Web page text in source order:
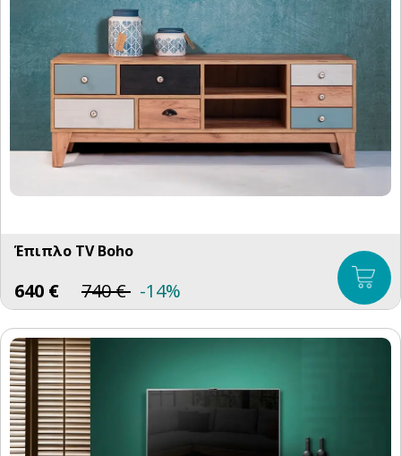
Έπιπλο TV Boho
640 € 740€ -14%